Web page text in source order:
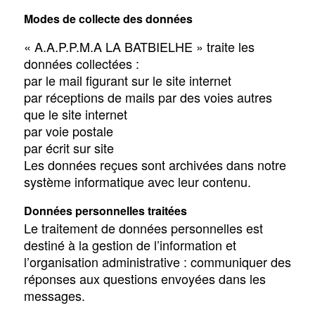
Modes de collecte des données
« A.A.P.P.M.A LA BATBIELHE » traite les
données collectées :
par le mail figurant sur le site internet
par réceptions de mails par des voies autres
que le site internet
par voie postale
par écrit sur site
Les données reçues sont archivées dans notre
système informatique avec leur contenu.
Données personnelles traitées
Le traitement de données personnelles est
destiné à la gestion de l’information et
l’organisation administrative : communiquer des
réponses aux questions envoyées dans les
messages.